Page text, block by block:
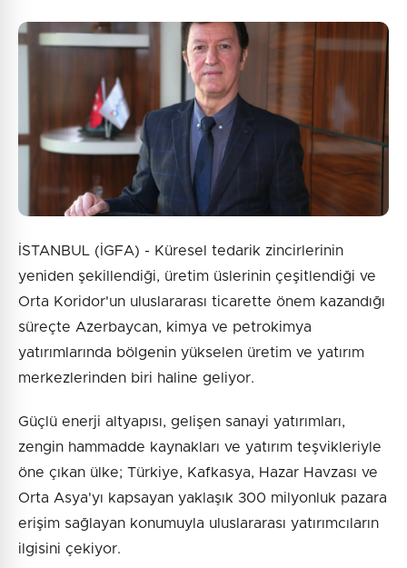
İSTANBUL (İGFA) - Küresel tedarik zincirlerinin
yeniden şekillendiği, üretim üslerinin çeşitlendiği ve
Orta Koridor'un uluslararası ticarette önem kazandığı
süreçte Azerbaycan, kimya ve petrokimya
yatırımlarında bölgenin yükselen üretim ve yatırım
merkezlerinden biri haline geliyor.
Güçlü enerji altyapısı, gelişen sanayi yatırımları,
zengin hammadde kaynakları ve yatırım teşvikleriyle
öne çıkan ülke; Türkiye, Kafkasya, Hazar Havzası ve
Orta Asya'yı kapsayan yaklaşık 300 milyonluk pazara
erişim sağlayan konumuyla uluslararası yatırımcıların
ilgisini çekiyor.